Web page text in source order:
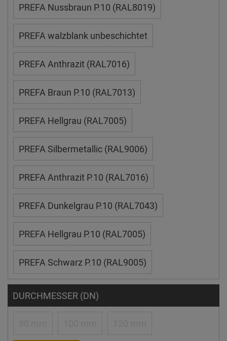
PREFA Nussbraun P.10 (RAL8019)
PREFA walzblank unbeschichtet
PREFA Anthrazit (RAL7016)
PREFA Braun P.10 (RAL7013)
PREFA Hellgrau (RAL7005)
PREFA Silbermetallic (RAL9006)
PREFA Anthrazit P.10 (RAL7016)
PREFA Dunkelgrau P.10 (RAL7043)
PREFA Hellgrau P.10 (RAL7005)
PREFA Schwarz P.10 (RAL9005)
DURCHMESSER (DN)